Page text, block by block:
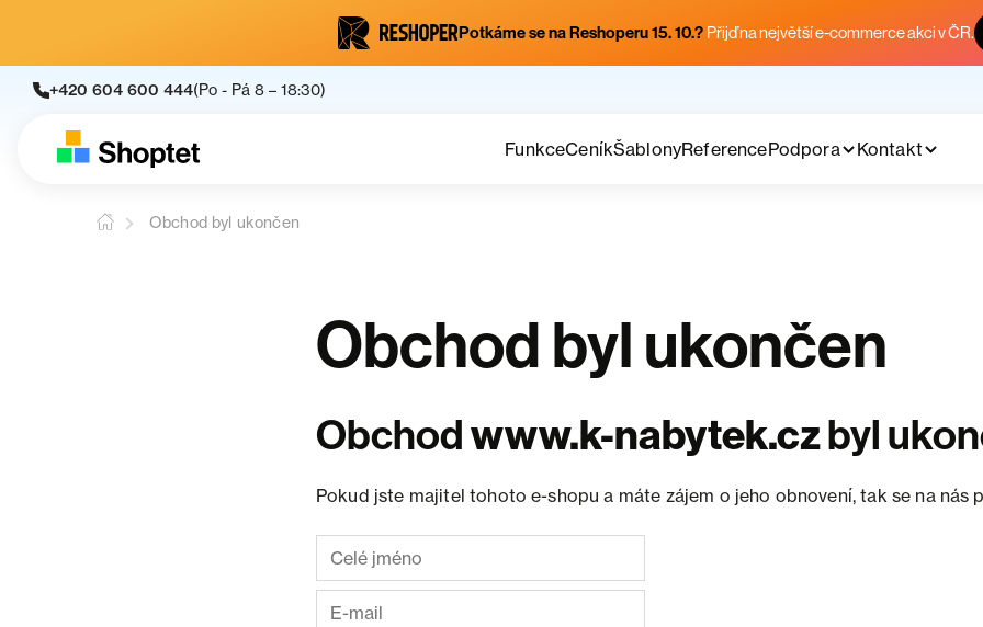
Potkáme se na Reshoperu 15. 10.? Přijď na největší e-commerce akci v ČR.
+420 604 600 444(Po - Pá 8 – 18:30)
FunkceCeníkŠablonyReferencePodpora Kontakt
Obchod byl ukončen
Obchod byl ukončen
Obchodwww.k-nabytek.czbyl
Pokud jste majitel tohoto e-shopu a máte zájem o jeho obnovení, tak se na nás